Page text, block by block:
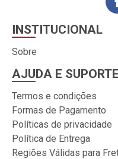
INSTITUCIONAL
Sobre
AJUDA E SUPORTE
Termos e condições
Formas de Pagamento
Políticas de privacidade
Política de Entrega
Regiões Válidas para